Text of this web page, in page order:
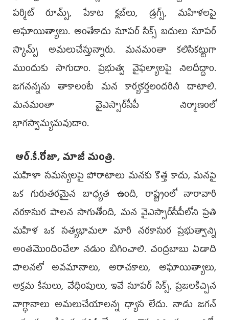
పర్మిట్‌ రూమ్స్‌, పేకాట క్లబ్‌లు, డ్రగ్స్‌, మహిళలపై
అఘాయిత్యాలు. అంతేకాదు సూపర్‌ సిక్స్‌ బదులు సూపర్‌
స్కామ్స్‌ అమలుచేస్తున్నారు. మనమంతా కలిసికట్టుగా
ముందుకు సాగుదాం. ప్రభుత్వ వైఫల్యాలపై నిలదీద్దాం.
జగనన్నను తాకాలంటే మన కార్యకర్తలందరినీ దాటాలి.
మనమంతా వైఎస్సార్‌సీపీ నిర్మాణంలో
భాగస్వామ్యమవుదాం.
ఆర్‌.కే.రోజా, మాజీ మంత్రి.
మహిళా సమస్యలపై పోరాటాలు మనకు కొత్త కాదు, మనపై
ఒక గురుతరమైన బాధ్యత ఉంది, రాష్ట్రంలో నారావారి
నరకాసుర పాలన సాగుతోంది, మన వైఎస్సార్‌సీపీలోని ప్రతి
మహిళ ఒక సత్యభామలా మారి నరకాసుర ప్రభుత్వాన్ని
అంతమొందించేలా నడుం బిగించాలి. చంద్రబాబు ఏడాది
పాలనలో అవమానాలు, అరాచకాలు, అఘాయిత్యాలు,
అక్రమ కేసులు, వేధింపులు, ఇవే సూపర్‌ సిక్స్‌, ప్రజలకిచ్చిన
వాగ్ధానాలు అమలుచేయాలన్న ధ్యాస లేదు. నాడు జగన్‌